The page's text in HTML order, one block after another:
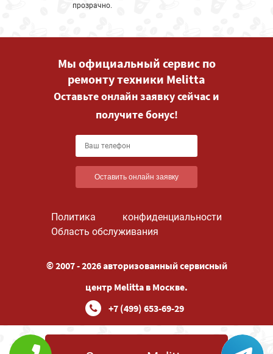
прозрачно.
Мы официальный сервис по
ремонту техники Melitta
Оставьте онлайн заявку сейчас и
получите бонус!
Оставить онлайн заявку
Политика конфиденциальности
Область обслуживания
© 2007 - 2026 авторизованный сервисный
центр Melitta в Москве.
+7 (499) 653-69-29